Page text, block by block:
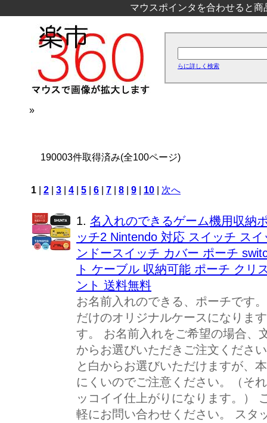
マウスポインタを合わせると
らに詳しく検索
»
190003件取得済み(全100ページ)
1 2 3 4 5 6 7 8 9 10 次へ
1. 名入れのできるゲーム機用収納
ッチ2 Nintendo 対応 スイッチ ス
ンドースイッチ カバー ポーチ
ト ケーブル 収納可能 ポーチ クリ
ント 送料無料
お名前入れのできる、ポーチです
だけのオリジナルケースになりま
す。 お名前入れをご希望の場合、
からお選びいただきご注文くださ
と白からお選びいただけますが、
にくいのでご注意ください。（そ
ッコイイ仕上がりになります。）
軽にお問い合わせください。 スタ